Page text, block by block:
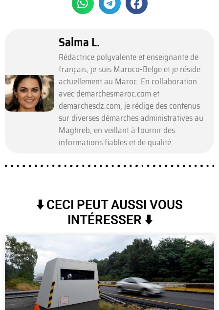
Salma L.
Rédactrice polyvalente et enseignante de
français, je suis Maroco-Belge et je réside
actuellement au Maroc. En collaboration
avec demarchesmaroc.com et
demarchesdz.com, je rédige des contenus
sur diverses démarches administratives au
Maghreb, en veillant à fournir des
informations fiables et de qualité.
⬇️ CECI PEUT AUSSI VOUS
INTÉRESSER ⬇️